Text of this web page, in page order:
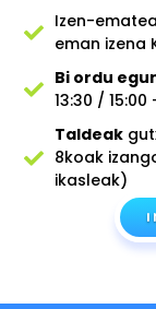
Izen-
eman izena
Bi ordu
13:30 / 15:00
Taldeak
8koak
ikasleak)